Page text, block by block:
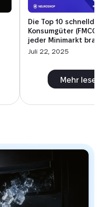
Die Top 10
Konsumgüter (FMCG),
jeder Minimarkt
Juli 22, 2025
Mehr lesen